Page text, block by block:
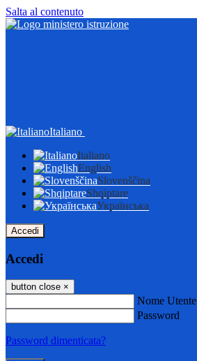
Salta al contenuto
Italiano
Italiano
English
Slovenščina
Shqiptare
Українська
Accedi
Accedi
button close ×
Nome Utente
Password
Password dimenticata?